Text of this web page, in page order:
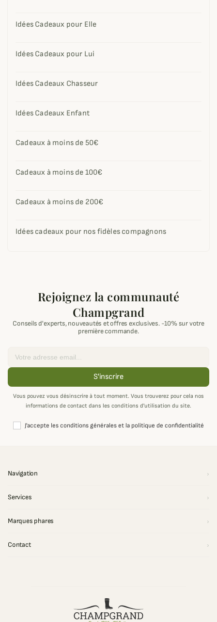
Idées Cadeaux pour Elle
Idées Cadeaux pour Lui
Idées Cadeaux Chasseur
Idées Cadeaux Enfant
Cadeaux à moins de 50€
Cadeaux à moins de 100€
Cadeaux à moins de 200€
Idées cadeaux pour nos fidèles compagnons
Rejoignez la communauté
Champgrand
Conseils d'experts, nouveautés et offres exclusives. -10% sur votre
première commande.
S'inscrire
Vous pouvez vous désinscrire à tout moment. Vous trouverez pour cela nos
informations de contact dans les conditions d'utilisation du site.
J'accepte les conditions générales et la politique de confidentialité
Navigation
Services
Marques phares
Contact